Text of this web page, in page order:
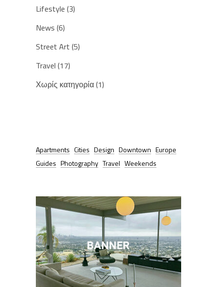
Lifestyle (3)
News (6)
Street Art (5)
Travel (17)
Χωρίς κατηγορία(1)
Apartments Cities Design Downtown Europe
Guides Photography Travel Weekends